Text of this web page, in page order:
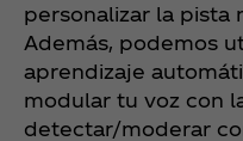
personalizar la pista
Además, podemos
aprendizaje
modular tu voz con
detectar/moderar